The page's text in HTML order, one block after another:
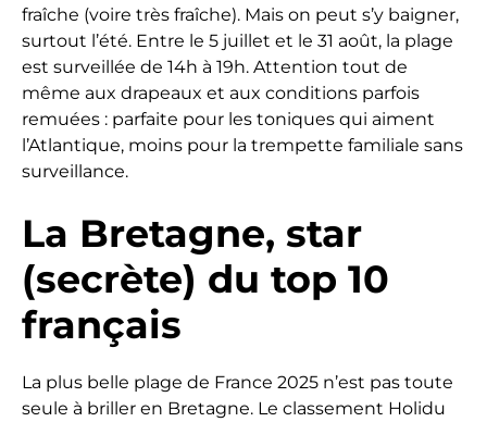
fraîche (voire très fraîche). Mais on peut s’y baigner,
surtout l’été. Entre le 5 juillet et le 31 août, la plage
est surveillée de 14h à 19h. Attention tout de
même aux drapeaux et aux conditions parfois
remuées : parfaite pour les toniques qui aiment
l’Atlantique, moins pour la trempette familiale sans
surveillance.
La Bretagne, star
(secrète) du top 10
français
La plus belle plage de France 2025 n’est pas toute
seule à briller en Bretagne. Le classement Holidu